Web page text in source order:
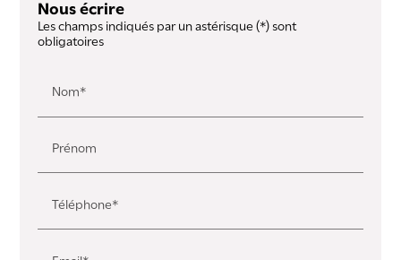
Nous écrire
Les champs indiqués par un astérisque (*) sont
obligatoires
Nom*
Prénom
Téléphone*